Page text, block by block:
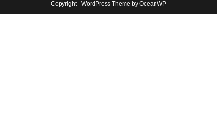
Copyright - WordPress Theme by OceanWP